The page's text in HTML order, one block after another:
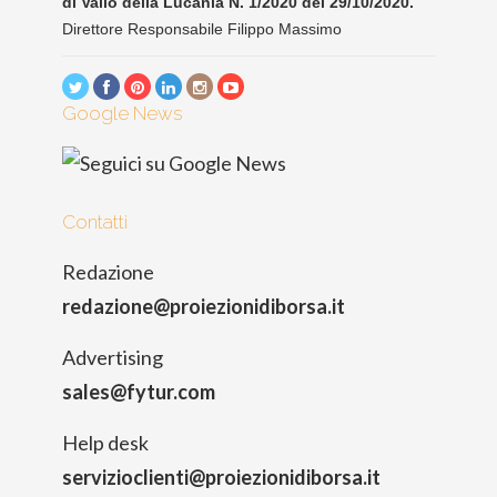
Direttore Responsabile Filippo Massimo
Google News
Contatti
Redazione
redazione@proiezionidiborsa.it
Advertising
sales@fytur.com
Help desk
servizioclienti@proiezionidiborsa.it